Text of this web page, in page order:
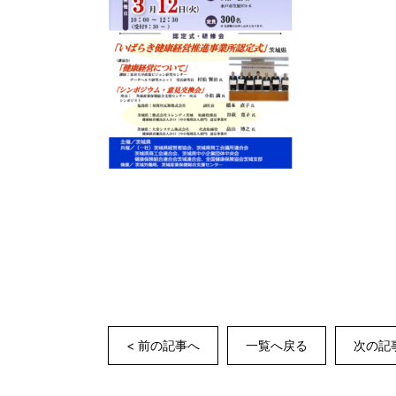
< 前の記事へ 一覧へ戻る 次の記